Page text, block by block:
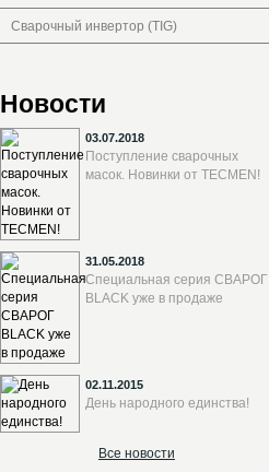
Сварочный инвертор (TIG)
Новости
03.07.2018
Поступление сварочных
масок. Новинки от TECMEN!
31.05.2018
Специальная серия СВАРОГ
BLACK уже в продаже
02.11.2015
День народного единства!
Все новости